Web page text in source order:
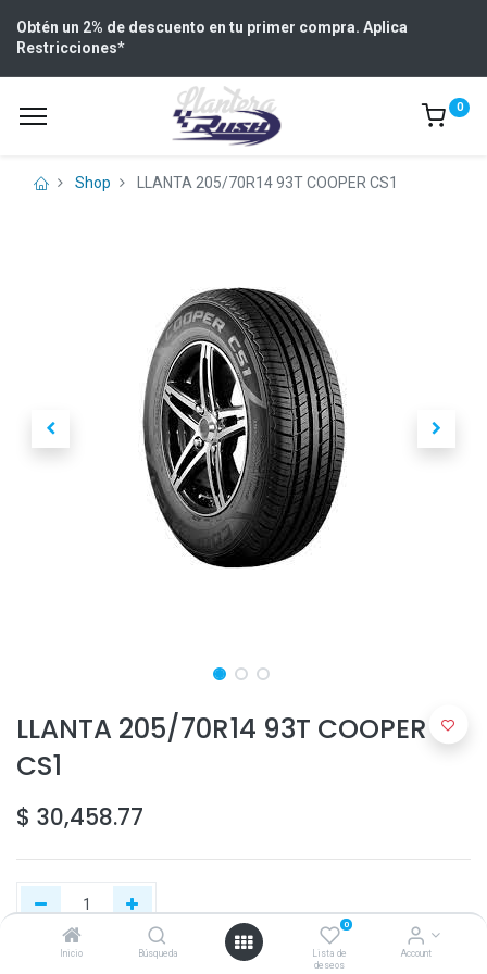
Inicio Búsqueda
0
Lista de
deseos
Account
Obtén un 2% de descuento en tu primer compra. Aplica
Restricciones*
0
Shop LLANTA 205/70R14 93T COOPER CS1
LLANTA 205/70R14 93T COOPER
CS1
$ 30,458.77